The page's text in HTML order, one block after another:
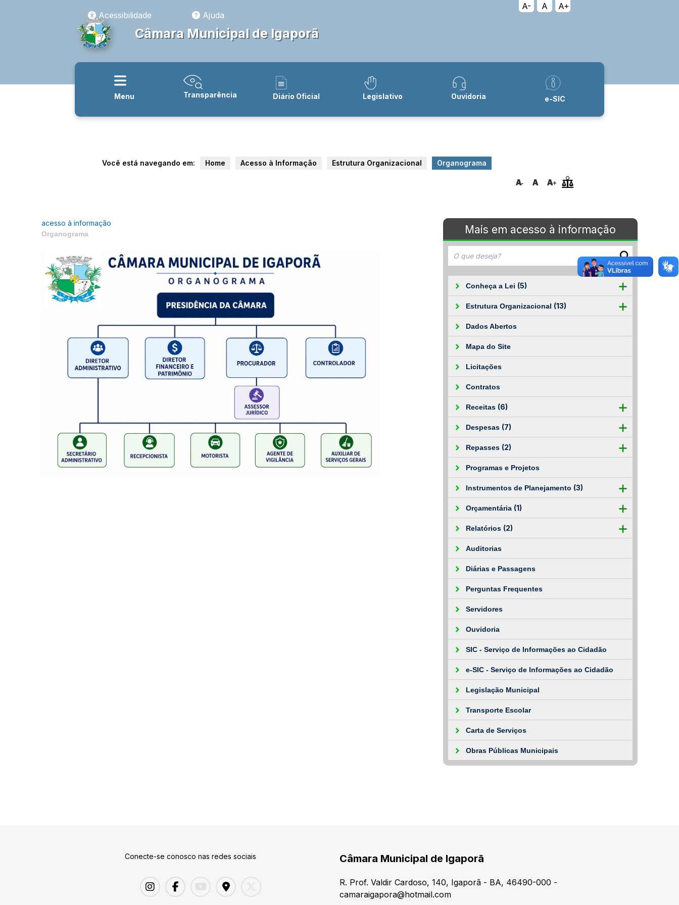
A- A
A+
Acessibilidade
Ajuda
Câmara Municipal de Igaporã
Menu Transparência Diário Oficial Legislativo Ouvidoria e-SIC
Você está navegando em: Home Acesso à Informação Estrutura Organizacional Organograma
Mais em acesso à informação
Conheça a Lei (5)
Estrutura Organizacional (13)
Dados Abertos
Mapa do Site
Licitações
Contratos
Receitas (6)
Despesas (7)
Repasses (2)
Programas e Projetos
Instrumentos de Planejamento (3)
Orçamentária (1)
Relatórios (2)
Auditorias
Diárias e Passagens
Perguntas Frequentes
Servidores
Ouvidoria
SIC - Serviço de Informações ao Cidadão
e-SIC - Serviço de Informações ao Cidadão
Legislação Municipal
Transporte Escolar
Carta de Serviços
Obras Públicas Municipais
acesso à informação
Organograma
Conecte-se conosco nas redes sociais Câmara Municipal de Igaporã
R. Prof. Valdir Cardoso, 140, Igaporã - BA, 46490-000 -
camaraigapora@hotmail.com